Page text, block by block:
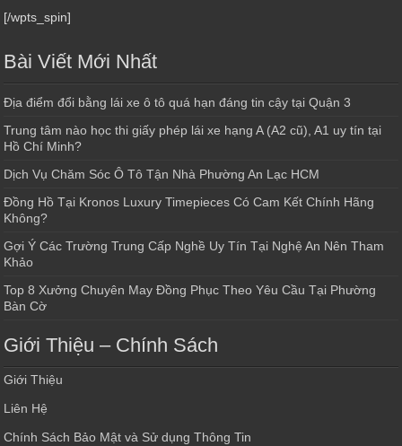
[/wpts_spin]
Bài Viết Mới Nhất
Địa điểm đổi bằng lái xe ô tô quá hạn đáng tin cậy tại Quận 3
Trung tâm nào học thi giấy phép lái xe hạng A (A2 cũ), A1 uy tín tại
Hồ Chí Minh?
Dịch Vụ Chăm Sóc Ô Tô Tận Nhà Phường An Lạc HCM
Đồng Hồ Tại Kronos Luxury Timepieces Có Cam Kết Chính Hãng
Không?
Gợi Ý Các Trường Trung Cấp Nghề Uy Tín Tại Nghệ An Nên Tham
Khảo
Top 8 Xưởng Chuyên May Đồng Phục Theo Yêu Cầu Tại Phường
Bàn Cờ
Giới Thiệu – Chính Sách
Giới Thiệu
Liên Hệ
Chính Sách Bảo Mật và Sử dụng Thông Tin